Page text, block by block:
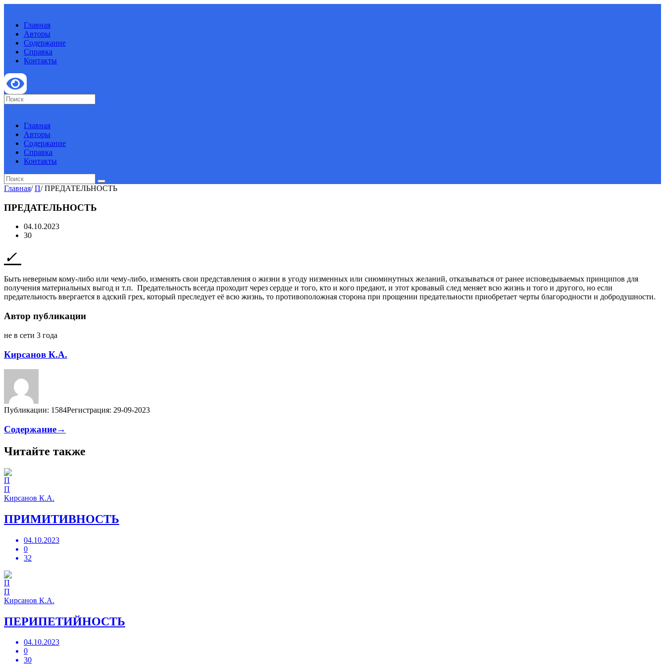
Главная
Авторы
Содержание
Справка
Контакты
Главная
Авторы
Содержание
Справка
Контакты
Главная/ П/ ПРЕДАТЕЛЬНОСТЬ
ПРЕДАТЕЛЬНОСТЬ
04.10.2023
30
Быть неверным кому-либо или чему-либо, изменять свои представления о жизни в угоду низменных или сиюминутных желаний, отказываться от ранее исповедываемых принципов для
получения материальных выгод и т.п. Предательность всегда проходит через сердце и того, кто и кого предают, и этот кровавый след меняет всю жизнь и того и другого, но если
предательность ввергается в адский грех, который преследует её всю жизнь, то противоположная сторона при прощении предательности приобретает черты благородности и добродушности.
Автор публикации
не в сети 3 года
Кирсанов К.А.
Публикации: 1584Регистрация: 29-09-2023
Содержание→
Читайте также
П
Кирсанов К.А.
ПРИМИТИВНОСТЬ
04.10.2023
0
32
П
Кирсанов К.А.
ПЕРИПЕТИЙНОСТЬ
04.10.2023
0
30